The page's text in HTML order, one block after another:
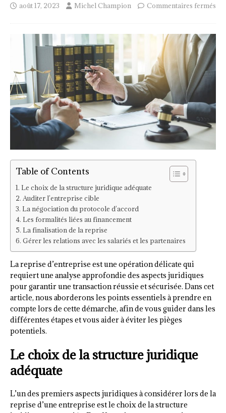
août 17, 2023 Michel Champion Commentaires fermés
Table of Contents
Le choix de la structure juridique adéquate
Auditer l’entreprise cible
La négociation du protocole d’accord
Les formalités liées au financement
La finalisation de la reprise
Gérer les relations avec les salariés et les partenaires
La reprise d’entreprise est une opération délicate qui
requiert une analyse approfondie des aspects juridiques
pour garantir une transaction réussie et sécurisée. Dans cet
article, nous aborderons les points essentiels à prendre en
compte lors de cette démarche, afin de vous guider dans les
différentes étapes et vous aider à éviter les pièges
potentiels.
Le choix de la structure juridique
adéquate
L’un des premiers aspects juridiques à considérer lors de la
reprise d’une entreprise est le choix de la structure